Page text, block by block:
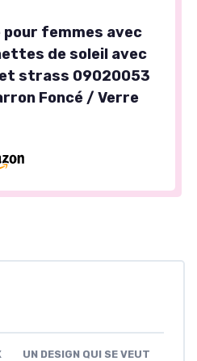
femmes avec
de soleil avec
strass 09020053
Foncé / Verre
UN DESIGN QUI SE VEUT